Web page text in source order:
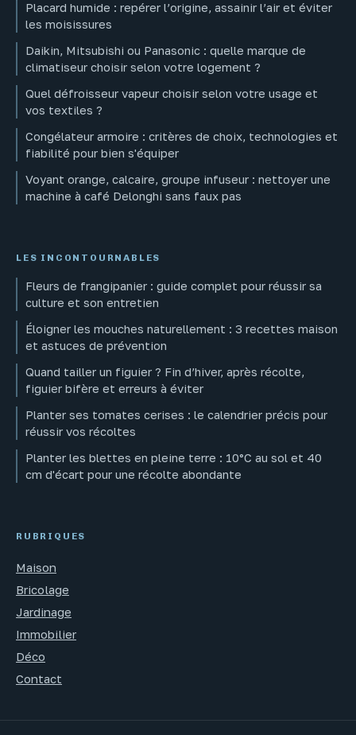
Placard humide : repérer l’origine, assainir l’air et éviter
les moisissures
Daikin, Mitsubishi ou Panasonic : quelle marque de
climatiseur choisir selon votre logement ?
Quel défroisseur vapeur choisir selon votre usage et
vos textiles ?
Congélateur armoire : critères de choix, technologies et
fiabilité pour bien s'équiper
Voyant orange, calcaire, groupe infuseur : nettoyer une
machine à café Delonghi sans faux pas
LES INCONTOURNABLES
Fleurs de frangipanier : guide complet pour réussir sa
culture et son entretien
Éloigner les mouches naturellement : 3 recettes maison
et astuces de prévention
Quand tailler un figuier ? Fin d’hiver, après récolte,
figuier bifère et erreurs à éviter
Planter ses tomates cerises : le calendrier précis pour
réussir vos récoltes
Planter les blettes en pleine terre : 10°C au sol et 40
cm d'écart pour une récolte abondante
RUBRIQUES
Maison
Bricolage
Jardinage
Immobilier
Déco
Contact